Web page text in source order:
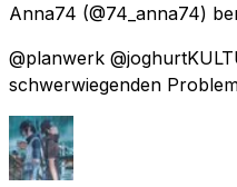
Anna74 (@74_anna74)
@planwerk
schwerwiegenden